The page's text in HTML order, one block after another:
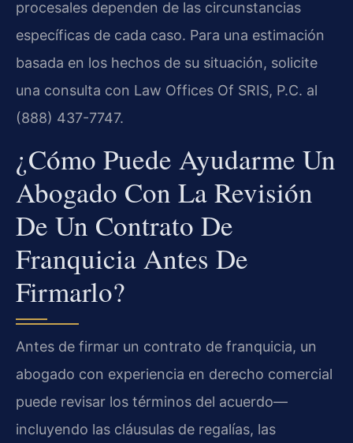
procesales dependen de las circunstancias
específicas de cada caso. Para una estimación
basada en los hechos de su situación, solicite
una consulta con Law Offices Of SRIS, P.C. al
(888) 437-7747.
¿Cómo Puede Ayudarme Un
Abogado Con La Revisión
De Un Contrato De
Franquicia Antes De
Firmarlo?
Antes de firmar un contrato de franquicia, un
abogado con experiencia en derecho comercial
puede revisar los términos del acuerdo—
incluyendo las cláusulas de regalías, las